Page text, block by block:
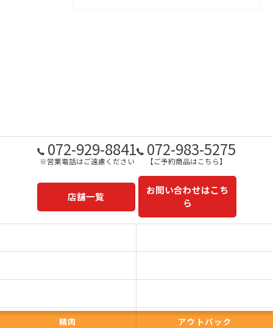
072-929-8841
※営業電話はご遠慮ください
072-983-5275
【ご予約商品はこちら】
店舗一覧
お問い合わせはこち
ら
精肉 アウトパック